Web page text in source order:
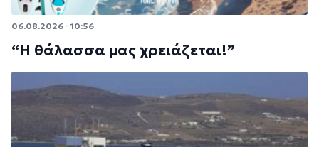
06.08.2026 · 10:56
“Η θάλασσα μας χρειάζεται!”